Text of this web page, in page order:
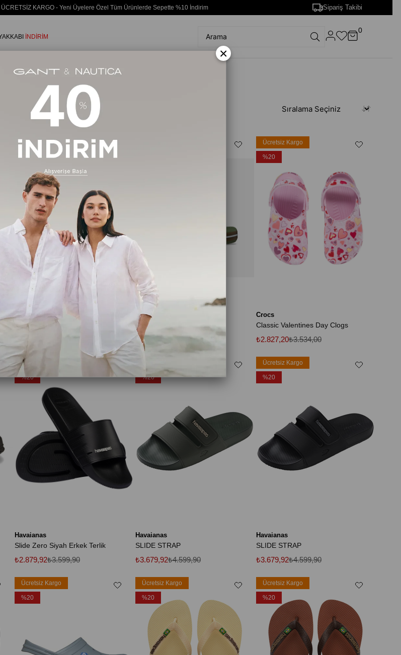
KARGO - Yeni Üyelere Özel Tüm Ürünlerde Sepette %10 İndirim Sipariş Takibi
İNDİRİM
0
Terlik
Calvin Klein
Ücretsiz Kargo
%35
Crocs
Crocband Gum Clog
₺3.067,20 ₺3.834,00
Crocs
Classic Valentines Day Clogs
₺2.827,20₺3.534,00
Ücretsiz Kargo
%20
Havaianas
Slide Zero Siyah Erkek Terlik
₺2.879,92₺3.599,90
Ücretsiz Kargo
%20
Havaianas
SLIDE STRAP
₺3.679,92₺4.599,90
%20
Havaianas
SLIDE STRAP
₺3.679,92₺4.599,90
Ücretsiz Kargo
%20
Ücretsiz Kargo
%20
Ücretsiz Kargo
%20
Ücretsiz Kargo
%20
×